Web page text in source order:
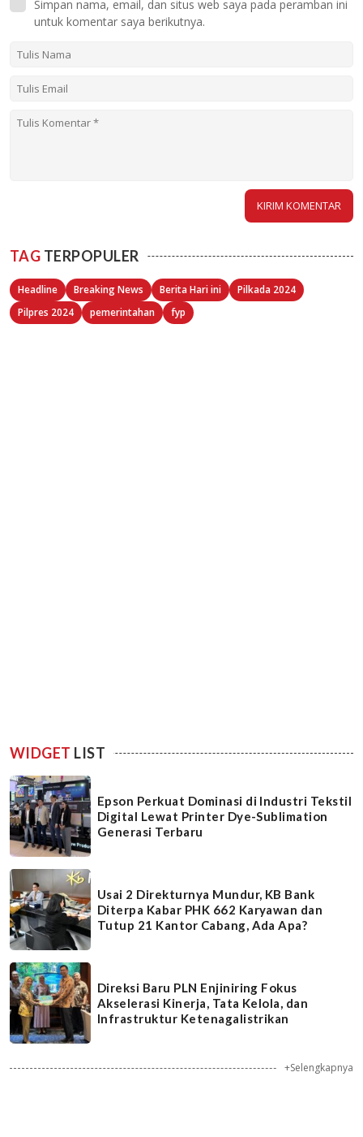
Simpan nama, email, dan situs web saya pada peramban ini
untuk komentar saya berikutnya.
TAG TERPOPULER
Headline Breaking News Berita Hari ini
Pilkada 2024
Pilpres 2024
pemerintahan fyp
WIDGET LIST
Epson Perkuat Dominasi di Industri Tekstil
Digital Lewat Printer Dye-Sublimation
Generasi Terbaru
Usai 2 Direkturnya Mundur, KB Bank
Diterpa Kabar PHK 662 Karyawan dan
Tutup 21 Kantor Cabang, Ada Apa?
Direksi Baru PLN Enjiniring Fokus
Akselerasi Kinerja, Tata Kelola, dan
Infrastruktur Ketenagalistrikan
+Selengkapnya